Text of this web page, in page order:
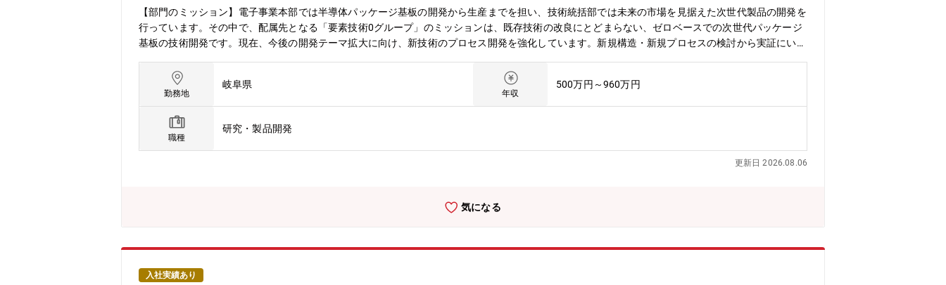
【部門のミッション】電子事業本部では半導体パッケージ基板の開発から生産までを担い、技術統括部では未来の市場を見据えた次世代製品の開発を
行っています。その中で、配属先となる「要素技術0グループ」のミッションは、既存技術の改良にとどまらない、ゼロベースでの次世代パッケージ
基板の技術開発です。現在、今後の開発テーマ拡大に向け、新技術のプロセス開発を強化しています。新規構造・新規プロセスの検討から実証にいた
を目標に、パッケージ基板の全製造工程を対象に、既存技術の改善では実現が難しい課題に対し、半導体業界の枠にとらわれず幅広い業界の最先端技
術を柔軟に取り入れながら、ゼロベースで材料や構造設計など製品開発からプロセス開発まで幅広くご担当いただきます。【具体的な業務内容】①技
術探索・実験評価・展示会、論文調査、各種メーカーなどの社外パートナー企業を通じて最先端の技術を探索・新製品への適応性を検証するための実
験および評価②量産化への橋渡し・開発した新技術を生産部門と連携し、実際の生産ラインを活用して評価・検証・スムーズな量産化に向けたプロセ
スの確立【配属部門】電子事業本部 技術統括部 要素技術部（247名） 要素技術0G（8名）【業務の魅力】・これまでのパッケージ基板にはない、新
たな技術開発に携わることが可能です。・デバイスメーカーであるため、デバイスに必要となる全プロセスの技術を社内に持っており、技術基盤が広
く自身のスキルも広げていくことが可能です。・パッケージ基板は半導体よりも大きなデバイスであるため、設備以外の部分で品質・性能による差別
してきました。現在では、半導体には欠かせないICパッケージ基板や、自動車の環境対応を支えるセラミック製品など、世界トップクラスの企業から
取得「健康経営優良法人ホワイト500」(経産省) 2017年より10年連続認定取得 2025年には「健康経営
勤務地
岐阜県
年収
500万円～960万円
職種
研究・製品開発
更新日 2026.08.06
気になる
入社実績あり